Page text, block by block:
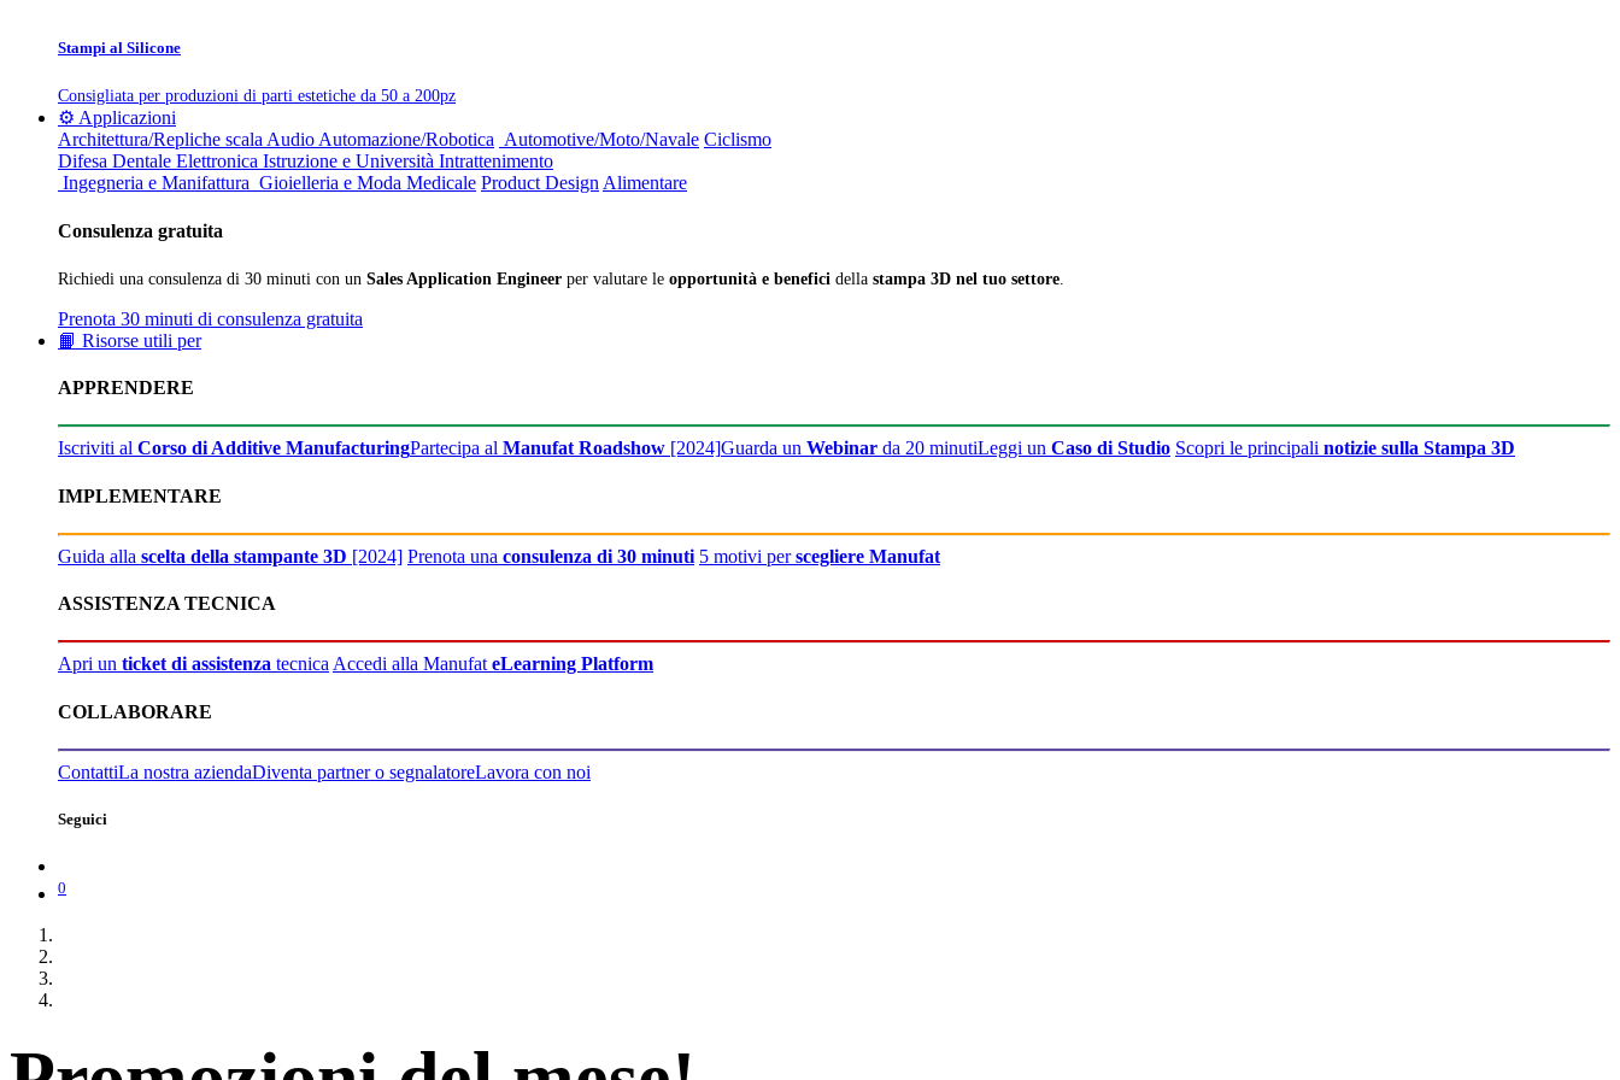
Stampi al Silicone
Consigliata per produzioni di parti estetiche da 50 a 200pz
⚙️ Applicazioni
Architettura/Repliche scala Audio Automazione/Robotica Automotive/Moto/Navale Ciclismo
Difesa Dentale Elettronica Istruzione e Università Intrattenimento
Ingegneria e Manifattura Gioielleria e Moda Medicale Product Design Alimentare
Consulenza gratuita
Richiedi una consulenza di 30 minuti con un Sales Application Engineer per valutare le opportunità e benefici della stampa 3D nel tuo settore
Prenota 30 minuti di consulenza gratuita
📙 Risorse utili per
APPRENDERE
Iscriviti al Corso di Additive ManufacturingPartecipa al Manufat Roadshow [2024]Guarda un Webinar da 20 minutiLeggi un Caso di Studio Scopri le principali notizie sulla Stampa 3D
IMPLEMENTARE
Guida alla scelta della stampante 3D [2024] Prenota una consulenza di 30 minuti 5 motivi perscegliere Manufat
ASSISTENZA TECNICA
Apri un ticket di assistenza tecnicaAccedi alla ManufateLearning Platform
COLLABORARE
ContattiLa nostra aziendaDiventa partner o segnalatoreLavora con noi
Seguici
0